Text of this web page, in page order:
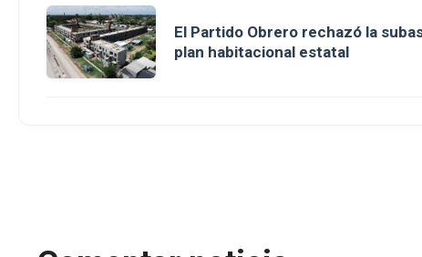
El Partido Obrero rechazó la
plan habitacional estatal